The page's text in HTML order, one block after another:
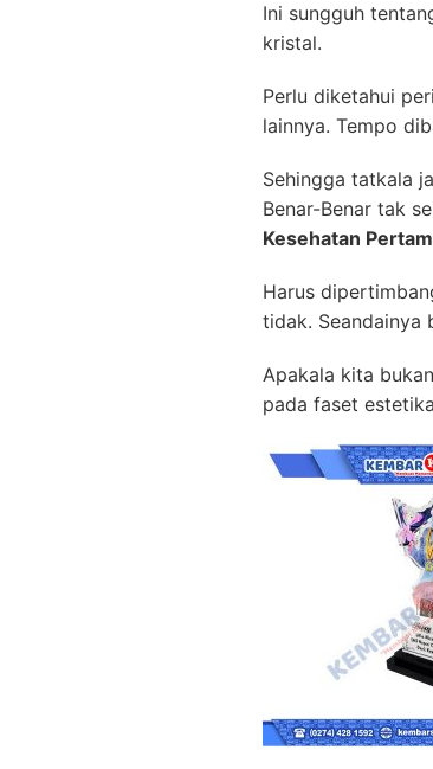
Ini sungguh
kristal.
Perlu diketahui
lainnya. Tempo
Sehingga tatkala
Benar-Benar tak
Kesehatan
Harus
tidak. Seandainya
Apakala kita
pada faset